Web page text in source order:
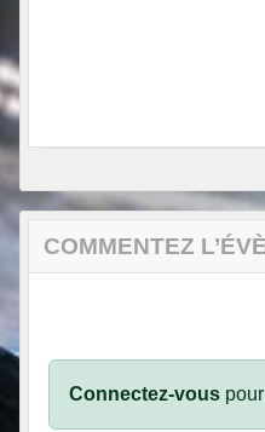
COMMENTEZ
Connectez-vous